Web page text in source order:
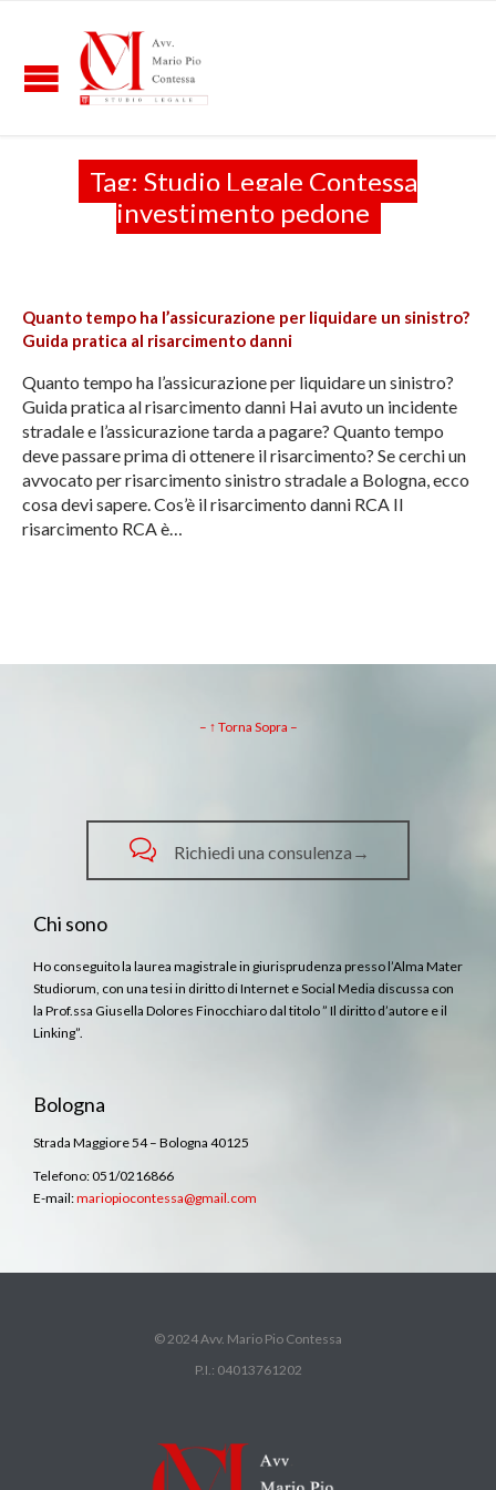
Tag: Studio Legale Contessa
investimento pedone
Quanto tempo ha l’assicurazione per liquidare un sinistro?
Guida pratica al risarcimento danni
Quanto tempo ha l’assicurazione per liquidare un sinistro?
Guida pratica al risarcimento danni Hai avuto un incidente
stradale e l’assicurazione tarda a pagare? Quanto tempo
deve passare prima di ottenere il risarcimento? Se cerchi un
avvocato per risarcimento sinistro stradale a Bologna, ecco
cosa devi sapere. Cos’è il risarcimento danni RCA Il
risarcimento RCA è…
– ↑ Torna Sopra –
 Richiedi una consulenza→
Chi sono
Ho conseguito la laurea magistrale in giurisprudenza presso l’Alma Mater
Studiorum, con una tesi in diritto di Internet e Social Media discussa con
la Prof.ssa Giusella Dolores Finocchiaro dal titolo ” Il diritto d’autore e il
Linking”.
Bologna
Strada Maggiore 54 – Bologna 40125
Telefono: 051/0216866
E-mail:mariopiocontessa@gmail.com
© 2024 Avv. Mario Pio Contessa
P.I.: 04013761202